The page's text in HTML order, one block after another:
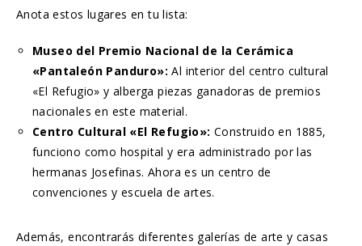
Anota estos lugares en tu lista:
Museo del Premio Nacional de la Cerámica
«Pantaleón Panduro»:Al interior del centro cultural
«El Refugio» y alberga piezas ganadoras de premios
nacionales en este material.
Centro Cultural «El Refugio»: Construido en 1885,
funciono como hospital y era administrado por las
hermanas Josefinas. Ahora es un centro de
convenciones y escuela de artes.
Además, encontrarás diferentes galerías de arte y casas